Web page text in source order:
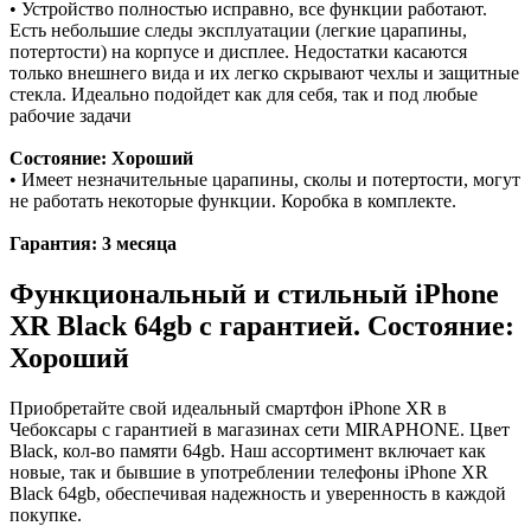
• Устройство полностью исправно, все функции работают.
Есть небольшие следы эксплуатации (легкие царапины,
потертости) на корпусе и дисплее. Недостатки касаются
только внешнего вида и их легко скрывают чехлы и защитные
стекла. Идеально подойдет как для себя, так и под любые
рабочие задачи
Состояние: Хороший
• Имеет незначительные царапины, сколы и потертости, могут
не работать некоторые функции. Коробка в комплекте.
Гарантия: 3 месяца
Функциональный и стильный iPhone
XR Black 64gb с гарантией. Состояние:
Хороший
Приобретайте свой идеальный смартфон iPhone XR в
Чебоксары с гарантией в магазинах сети MIRAPHONE. Цвет
Black, кол-во памяти 64gb. Наш ассортимент включает как
новые, так и бывшие в употреблении телефоны iPhone XR
Black 64gb, обеспечивая надежность и уверенность в каждой
покупке.